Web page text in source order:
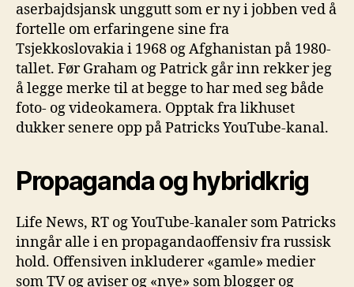
aserbajdsjansk unggutt som er ny i jobben ved å
fortelle om erfaringene sine fra
Tsjekkoslovakia i 1968 og Afghanistan på 1980-
tallet. Før Graham og Patrick går inn rekker jeg
å legge merke til at begge to har med seg både
foto- og videokamera. Opptak fra likhuset
dukker senere opp på Patricks YouTube-kanal.
Propaganda og hybridkrig
Life News, RT og YouTube-kanaler som Patricks
inngår alle i en propagandaoffensiv fra russisk
hold. Offensiven inkluderer «gamle» medier
som TV og aviser og «nye» som blogger og